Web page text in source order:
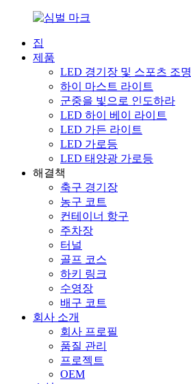
집
제품
LED 경기장 및 스포츠 조명
하이 마스트 라이트
군중을 빛으로 인도하라
LED 하이 베이 라이트
LED 가든 라이트
LED 가로등
LED 태양광 가로등
해결책
축구 경기장
농구 코트
컨테이너 항구
주차장
터널
골프 코스
하키 링크
수영장
배구 코트
회사 소개
회사 프로필
품질 관리
프로젝트
OEM